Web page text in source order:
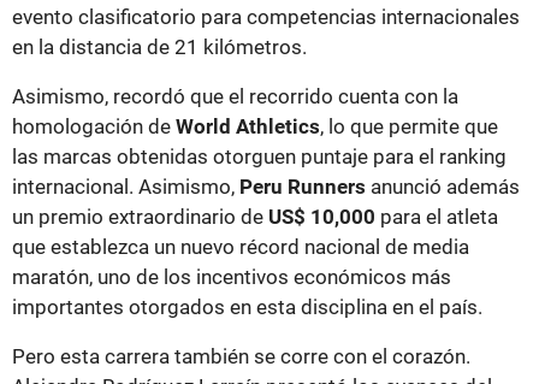
evento clasificatorio para competencias internacionales
en la distancia de 21 kilómetros.
Asimismo, recordó que el recorrido cuenta con la
homologación de World Athletics, lo que permite que
las marcas obtenidas otorguen puntaje para el ranking
internacional. Asimismo, Peru Runners anunció además
un premio extraordinario de US$ 10,000 para el atleta
que establezca un nuevo récord nacional de media
maratón, uno de los incentivos económicos más
importantes otorgados en esta disciplina en el país.
Pero esta carrera también se corre con el corazón.